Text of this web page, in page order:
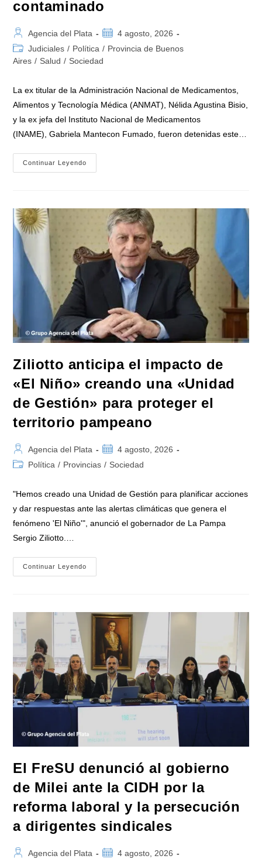
contaminado
Autor
de
la
Agencia del Plata
Publicación
de
la
4 agosto, 2026
Categoría
de
Judiciales / Política / Provincia de Buenos
Aires / Salud / Sociedad
La ex titular de la Administración Nacional de Medicamentos,
Alimentos y Tecnología Médica (ANMAT), Nélida Agustina Bisio,
y la ex jefa del Instituto Nacional de Medicamentos
(INAME), Gabriela Mantecon Fumado, fueron detenidas este…
Continuar Leyendo
Justicia
Exfuncionarias
ANMAT
Y
El
INAME
Fentanilo
Contaminado
Ziliotto anticipa el impacto de
«El Niño» creando una «Unidad
de Gestión» para proteger el
territorio pampeano
Autor
de
Agencia del Plata
Publicación
de
4 agosto, 2026
Categoría
la
Política / Provincias / Sociedad
"Hemos creado una Unidad de Gestión para planificar acciones
y dar respuestas ante las alertas climáticas que genera el
fenómeno 'El Niño'", anunció el gobernador de La Pampa
Sergio Ziliotto.…
Continuar Leyendo
Anticipa
Niño»
Creando
«Unidad
Gestión»
Para
Proteger
El
Territorio
Pampeano
El FreSU denunció al gobierno
de Milei ante la CIDH por la
reforma laboral y la persecución
a dirigentes sindicales
AutorAgencia del Plata
Publicación
4 agosto, 2026